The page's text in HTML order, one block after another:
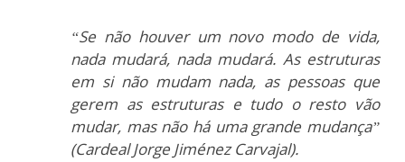
“Se não houver um novo modo de vida,
nada mudará, nada mudará. As estruturas
em si não mudam nada, as pessoas que
gerem as estruturas e tudo o resto vão
mudar, mas não há uma grande mudança”
(Cardeal Jorge Jiménez Carvajal).